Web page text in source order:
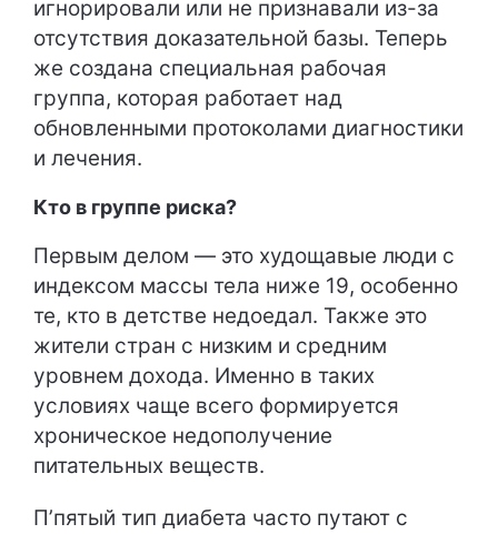
игнорировали или не признавали из-за
отсутствия доказательной базы. Теперь
же создана специальная рабочая
группа, которая работает над
обновленными протоколами диагностики
и лечения.
Кто в группе риска?
Первым делом — это худощавые люди с
индексом массы тела ниже 19, особенно
те, кто в детстве недоедал. Также это
жители стран с низким и средним
уровнем дохода. Именно в таких
условиях чаще всего формируется
хроническое недополучение
питательных веществ.
П’пятый тип диабета часто путают с